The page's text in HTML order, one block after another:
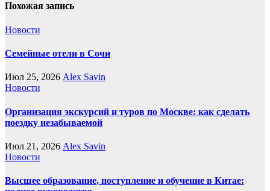
Похожая запись
Новости
Семейные отели в Сочи
Июл 25, 2026 Alex Savin
Новости
Организация экскурсий и туров по Москве: как сделать
поездку незабываемой
Июл 21, 2026 Alex Savin
Новости
Высшее образование, поступление и обучение в Китае: